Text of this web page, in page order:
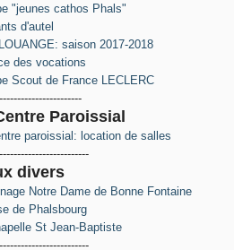
"jeunes cathos Phals"
d'autel
saison 2017-2018
des vocations
Scout de France LECLERC
Paroissial
paroissial: location de salles
divers
Notre Dame de Bonne Fontaine
de Phalsbourg
St Jean-Baptiste